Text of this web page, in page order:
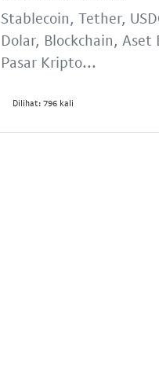
Stablecoin, Tether,
Dolar, Blockchain,
Pasar Kripto...
Dilihat: 796 kali